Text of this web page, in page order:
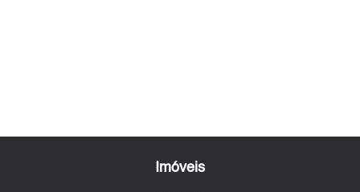
Imóveis